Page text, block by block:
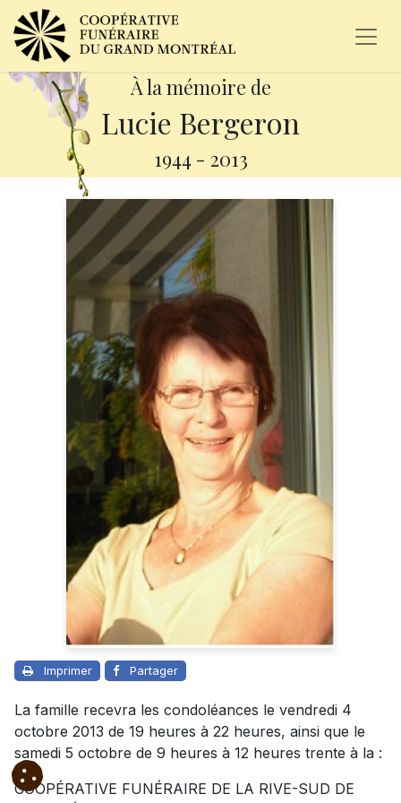
À la mémoire de
Lucie Bergeron
1944 - 2013
Imprimer Partager
La famille recevra les condoléances le vendredi 4
octobre 2013 de 19 heures à 22 heures, ainsi que le
samedi 5 octobre de 9 heures à 12 heures trente à la :
COOPÉRATIVE FUNÉRAIRE DE LA RIVE-SUD DE